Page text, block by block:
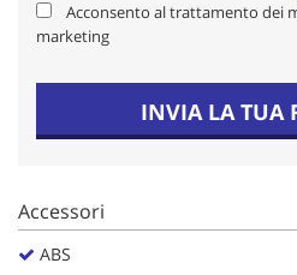
Acconsento al trattamento dei
marketing
INVIA LA TUA
Accessori
ABS